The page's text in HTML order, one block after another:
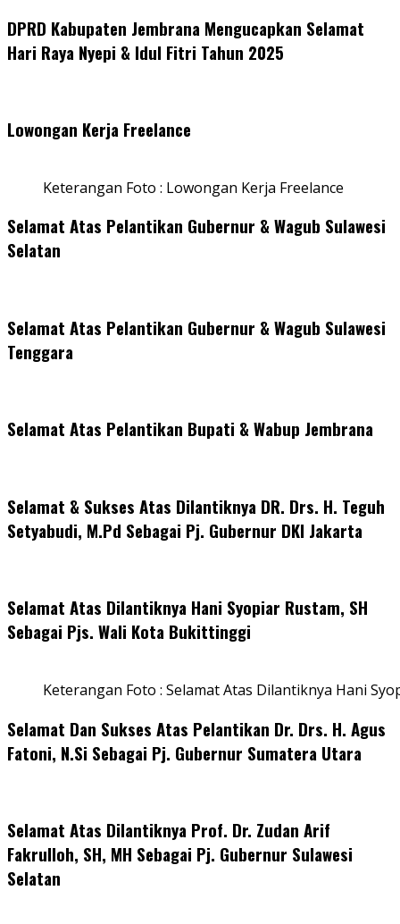
DPRD Kabupaten Jembrana Mengucapkan Selamat
Hari Raya Nyepi & Idul Fitri Tahun 2025
Lowongan Kerja Freelance
Keterangan Foto : Lowongan Kerja Freelance
Selamat Atas Pelantikan Gubernur & Wagub Sulawesi
Selatan
Selamat Atas Pelantikan Gubernur & Wagub Sulawesi
Tenggara
Selamat Atas Pelantikan Bupati & Wabup Jembrana
Selamat & Sukses Atas Dilantiknya DR. Drs. H. Teguh
Setyabudi, M.Pd Sebagai Pj. Gubernur DKI Jakarta
Selamat Atas Dilantiknya Hani Syopiar Rustam, SH
Sebagai Pjs. Wali Kota Bukittinggi
Keterangan Foto : Selamat Atas Dilantiknya Hani
Selamat Dan Sukses Atas Pelantikan Dr. Drs. H. Agus
Fatoni, N.Si Sebagai Pj. Gubernur Sumatera Utara
Selamat Atas Dilantiknya Prof. Dr. Zudan Arif
Fakrulloh, SH, MH Sebagai Pj. Gubernur Sulawesi
Selatan